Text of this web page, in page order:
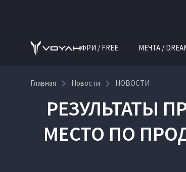
ФРИ / FREE МЕЧТА /
Главная Новости НОВОСТИ
РЕЗУЛЬТАТЫ
МЕСТО ПО